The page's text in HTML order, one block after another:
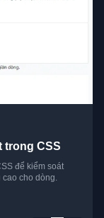
trong CSS
để kiểm soát
cho dòng.